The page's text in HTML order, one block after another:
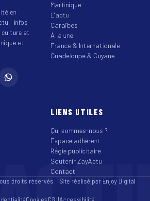
en
: infos
et
et
Martinique
L'actu
Caraïbes
À la une
France & Internationale
Guadeloupe & Guyane
LIENS UTILES
Qui sommes-nous ?
Espace adhérent
Régie publicitaire
Soutenir ZayActu
Contact
droits réservés. · Site réalisé par Enjoy Digital